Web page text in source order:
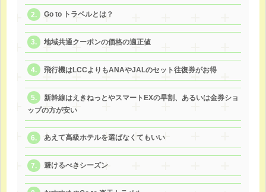
Go to トラベルとは？
地域共通クーポンの価格の適正値
飛行機はLCCよりもANAやJALのセット往復券がお得
新幹線はえきねっとやスマートEXの早割、あるいは金券ショ
ップの方が安い
あえて高級ホテルを選ばなくてもいい
避けるべきシーズン